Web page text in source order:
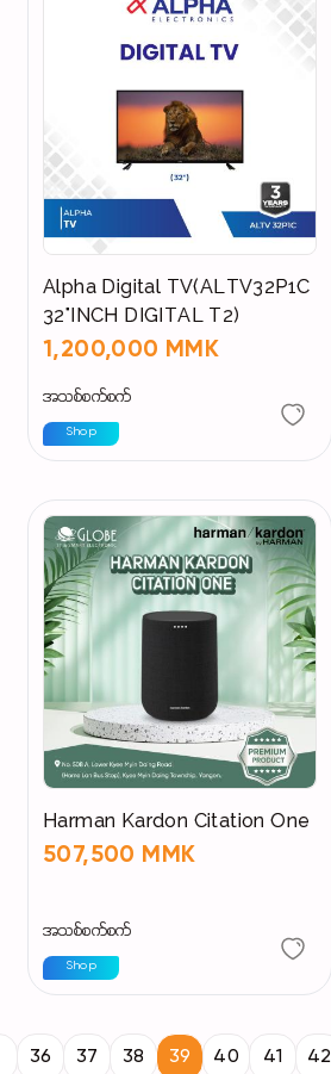
Alpha Digital TV(ALTV32P1C
32"INCH DIGITAL T2)
1,200,000 MMK
အသစ်စက်စက်
Shop
Harman Kardon Citation One
507,500 MMK
အသစ်စက်စက်
Shop
36 37 38 39 40 41 42